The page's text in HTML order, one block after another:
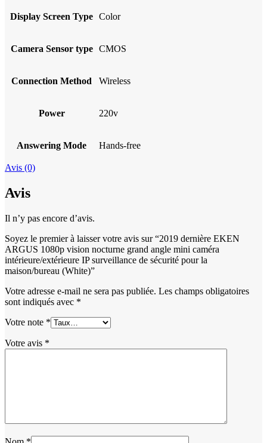
Display Screen Type Color
Camera Sensor type CMOS
Connection Method Wireless
Power 220v
Answering Mode Hands-free
Avis (0)
Avis
Il n’y pas encore d’avis.
Soyez le premier à laisser votre avis sur “2019 dernière EKEN
ARGUS 1080p vision nocturne grand angle mini caméra
intérieure/extérieure IP surveillance de sécurité pour la
maison/bureau (White)”
Votre adresse e-mail ne sera pas publiée. Les champs obligatoires
sont indiqués avec *
Votre note *
Votre avis *